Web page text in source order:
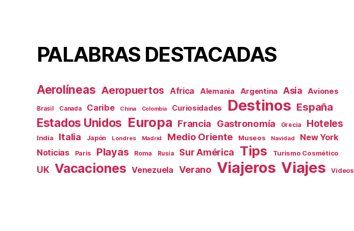
PALABRAS DESTACADAS
Aerolíneas Aeropuertos Africa Alemania Argentina Asia Aviones
Brasil Canada Caribe China Colombia Curiosidades Destinos España
Estados Unidos Europa Francia Gastronomía Grecia Hoteles
India Italia Japón Londres Madrid Medio Oriente Museos Navidad
New York
Noticias
Paris Playas Roma Rusia Sur América Tips Turismo Cosmético
UK Vacaciones Venezuela Verano Viajeros Viajes Videos